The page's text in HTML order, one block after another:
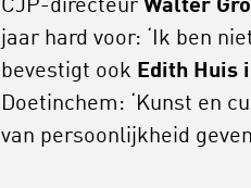
CJP-directeur Walter
jaar hard voor: ‘Ik ben
bevestigt ook Edith Huis
Doetinchem: ‘Kunst en
van persoonlijkheid